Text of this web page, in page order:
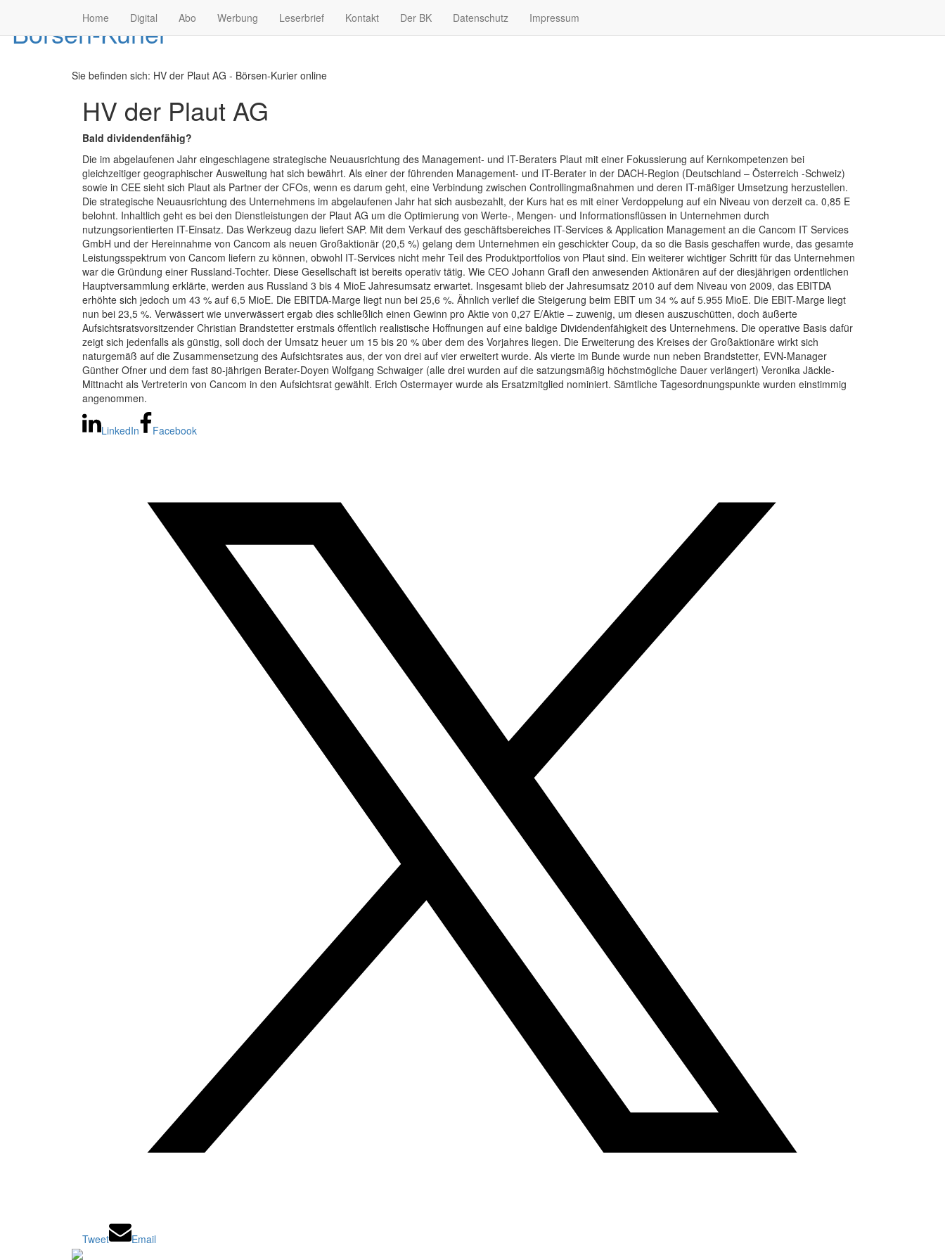
Home Digital Abo Werbung Leserbrief Kontakt Der BK Datenschutz Impressum
Sie befinden sich: HV der Plaut AG - Börsen-Kurier online
HV der Plaut AG
Bald dividendenfähig?
Die im abgelaufenen Jahr eingeschlagene strategische Neuausrichtung des Management- und IT-Beraters Plaut mit einer Fokussierung auf Kernkompetenzen bei
gleichzeitiger geographischer Ausweitung hat sich bewährt. Als einer der führenden Management- und IT-Berater in der DACH-Region (Deutschland – Österreich -Schweiz)
sowie in CEE sieht sich Plaut als Partner der CFOs, wenn es darum geht, eine Verbindung zwischen Controllingmaßnahmen und deren IT-mäßiger Umsetzung herzustellen.
Die strategische Neuausrichtung des Unternehmens im abgelaufenen Jahr hat sich ausbezahlt, der Kurs hat es mit einer Verdoppelung auf ein Niveau von derzeit ca. 0,85 E
belohnt. Inhaltlich geht es bei den Dienstleistungen der Plaut AG um die Optimierung von Werte-, Mengen- und Informationsflüssen in Unternehmen durch
nutzungsorientierten IT-Einsatz. Das Werkzeug dazu liefert SAP. Mit dem Verkauf des geschäftsbereiches IT-Services & Application Management an die Cancom IT Services
GmbH und der Hereinnahme von Cancom als neuen Großaktionär (20,5 %) gelang dem Unternehmen ein geschickter Coup, da so die Basis geschaffen wurde, das gesamte
Leistungsspektrum von Cancom liefern zu können, obwohl IT-Services nicht mehr Teil des Produktportfolios von Plaut sind. Ein weiterer wichtiger Schritt für das Unternehmen
war die Gründung einer Russland-Tochter. Diese Gesellschaft ist bereits operativ tätig. Wie CEO Johann Grafl den anwesenden Aktionären auf der diesjährigen ordentlichen
Hauptversammlung erklärte, werden aus Russland 3 bis 4 MioE Jahresumsatz erwartet. Insgesamt blieb der Jahresumsatz 2010 auf dem Niveau von 2009, das EBITDA
erhöhte sich jedoch um 43 % auf 6,5 MioE. Die EBITDA-Marge liegt nun bei 25,6 %. Ähnlich verlief die Steigerung beim EBIT um 34 % auf 5.955 MioE. Die EBIT-Marge liegt
nun bei 23,5 %. Verwässert wie unverwässert ergab dies schließlich einen Gewinn pro Aktie von 0,27 E/Aktie – zuwenig, um diesen auszuschütten, doch äußerte
Aufsichtsratsvorsitzender Christian Brandstetter erstmals öffentlich realistische Hoffnungen auf eine baldige Dividendenfähigkeit des Unternehmens. Die operative Basis dafür
zeigt sich jedenfalls als günstig, soll doch der Umsatz heuer um 15 bis 20 % über dem des Vorjahres liegen. Die Erweiterung des Kreises der Großaktionäre wirkt sich
naturgemäß auf die Zusammensetzung des Aufsichtsrates aus, der von drei auf vier erweitert wurde. Als vierte im Bunde wurde nun neben Brandstetter, EVN-Manager
Günther Ofner und dem fast 80-jährigen Berater-Doyen Wolfgang Schwaiger (alle drei wurden auf die satzungsmäßig höchstmögliche Dauer verlängert) Veronika Jäckle-
Mittnacht als Vertreterin von Cancom in den Aufsichtsrat gewählt. Erich Ostermayer wurde als Ersatzmitglied nominiert. Sämtliche Tagesordnungspunkte wurden einstimmig
angenommen.
LinkedIn Facebook
Tweet Email